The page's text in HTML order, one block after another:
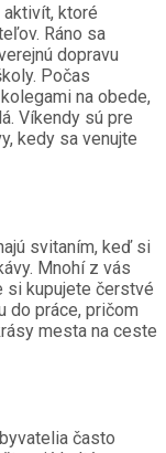
aktivít, ktoré
Ráno sa
dopravu
Počas
na obede,
Víkendy sú pre
kedy sa venujte
svitaním, keď si
Mnohí z vás
si kupujete čerstvé
do práce, pričom
mesta na ceste
často